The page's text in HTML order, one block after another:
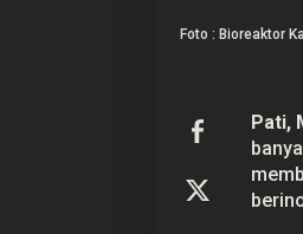
Foto : Bioreaktor
Pati,